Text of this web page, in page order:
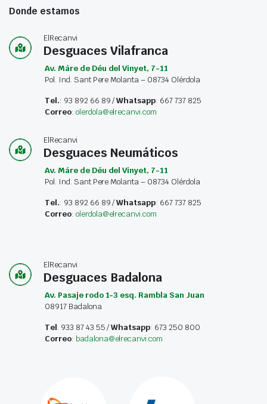
Donde estamos
ElRecanvi
Desguaces Vilafranca
Av. Máre de Déu del Vinyet, 7-11
Pol. Ind. Sant Pere Molanta – 08734 Olérdola
Tel.: 93 892 66 89 /Whatsapp: 667 737 825
Correo: olerdola@elrecanvi.com
ElRecanvi
Desguaces Neumáticos
Av. Máre de Déu del Vinyet, 7-11
Pol. Ind. Sant Pere Molanta – 08734 Olérdola
Tel.: 93 892 66 89 /Whatsapp: 667 737 825
Correo: olerdola@elrecanvi.com
ElRecanvi
Desguaces Badalona
Av. Pasaje rodo 1-3 esq. Rambla San Juan
08917 Badalona
Tel. 933 87 43 55 /Whatsapp: 673 250 800
Correo: badalona@elrecanvi.com